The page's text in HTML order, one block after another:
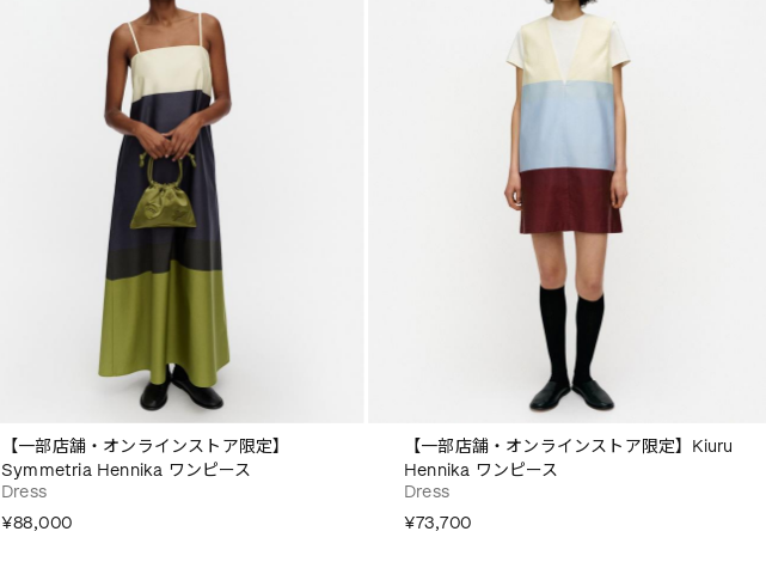
【一部店舗・オンラインストア限定】
Symmetria Hennika ワンピース
Dress
¥88,000
【一部店舗・オンラインストア限定】Kiuru
Hennika ワンピース
Dress
¥73,700